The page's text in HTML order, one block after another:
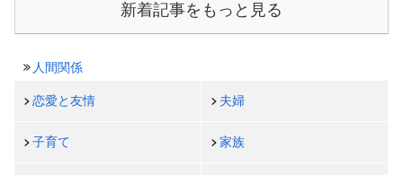
新着記事をもっと見る
人間関係
恋愛と友情 夫婦
子育て 家族